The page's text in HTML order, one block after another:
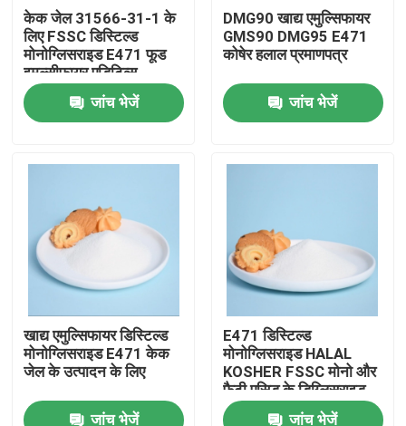
वीडियो
वीआर शो
हमारे बारे में
कारखाना भ्रमण
केक जेल 31566-31-1 के
लिए FSSC डिस्टिल्ड
मोनोग्लिसराइड E471 फूड
इमल्सीफायर एडिटिव्स
जांच भेजें
DMG90 खाद्य एमुल्सिफायर
GMS90 DMG95 E471
कोषेर हलाल प्रमाणपत्र
जांच भेजें
खाद्य एमुल्सिफायर डिस्टिल्ड
मोनोग्लिसराइड E471 केक
जेल के उत्पादन के लिए
जांच भेजें
E471 डिस्टिल्ड
मोनोग्लिसराइड HALAL
KOSHER FSSC मोनो और
फैटी एसिड के डिग्लिसराइड
जांच भेजें